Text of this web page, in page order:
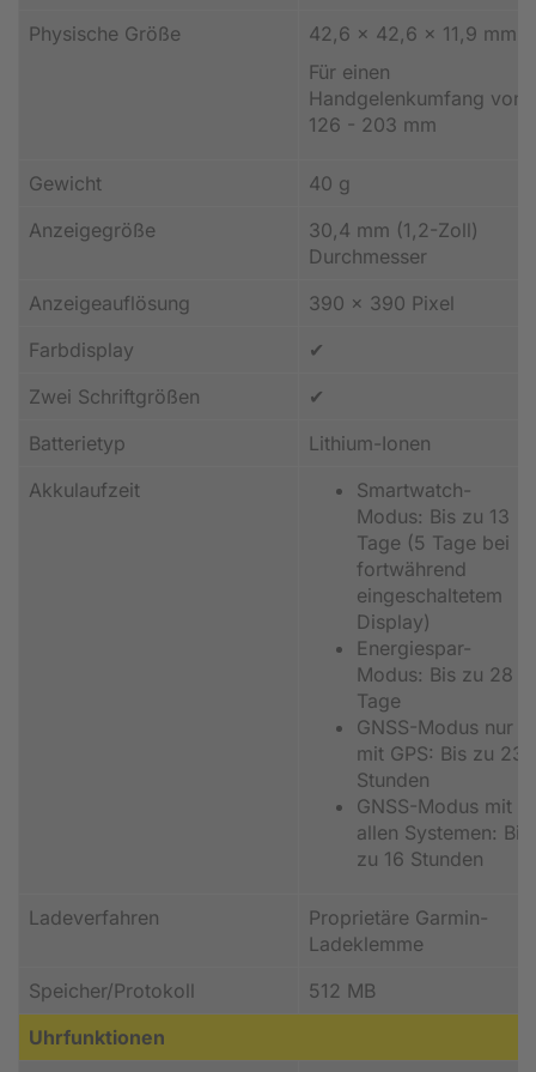
Physische Größe
42,6 x 42,6 x 11,9 mm
Für einen
Handgelenkumfang von
126 - 203 mm
Gewicht
40 g
Anzeigegröße
30,4 mm (1,2-Zoll)
Durchmesser
Anzeigeauflösung
390 x 390 Pixel
Farbdisplay
✔
Zwei Schriftgrößen
✔
Batterietyp
Lithium-Ionen
Akkulaufzeit
Smartwatch-
Modus: Bis zu 13
Tage (5 Tage bei
fortwährend
eingeschaltetem
Display)
Energiespar-
Modus: Bis zu 28
Tage
GNSS-Modus nur
mit GPS: Bis zu 23
Stunden
GNSS-Modus mit
allen Systemen: Bis
zu 16 Stunden
Ladeverfahren
Proprietäre Garmin-
Ladeklemme
Speicher/Protokoll
512 MB
Uhrfunktionen